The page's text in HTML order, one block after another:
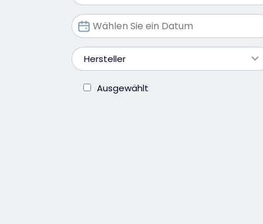
Hersteller
Ausgewählt